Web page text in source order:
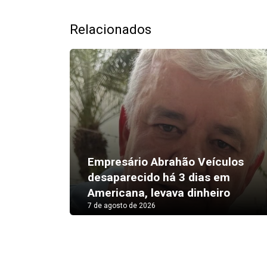
Relacionados
Empresário Abrahão Veículos
desaparecido há 3 dias em
Americana, levava dinheiro
7 de agosto de 2026